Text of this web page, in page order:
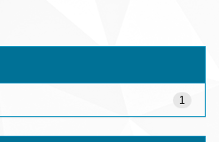
1